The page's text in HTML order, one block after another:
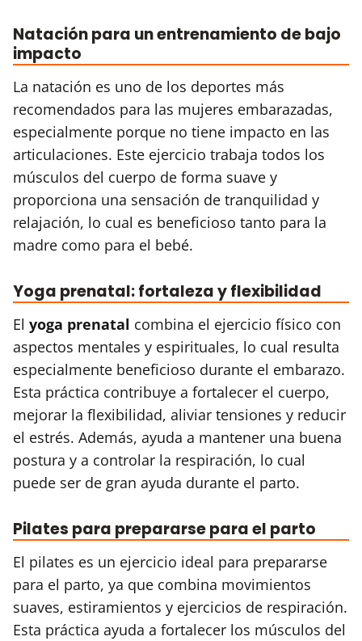
Natación para un entrenamiento de bajo
impacto
La natación es uno de los deportes más
recomendados para las mujeres embarazadas,
especialmente porque no tiene impacto en las
articulaciones. Este ejercicio trabaja todos los
músculos del cuerpo de forma suave y
proporciona una sensación de tranquilidad y
relajación, lo cual es beneficioso tanto para la
madre como para el bebé.
Yoga prenatal: fortaleza y flexibilidad
El yoga prenatal combina el ejercicio físico con
aspectos mentales y espirituales, lo cual resulta
especialmente beneficioso durante el embarazo.
Esta práctica contribuye a fortalecer el cuerpo,
mejorar la flexibilidad, aliviar tensiones y reducir
el estrés. Además, ayuda a mantener una buena
postura y a controlar la respiración, lo cual
puede ser de gran ayuda durante el parto.
Pilates para prepararse para el parto
El pilates es un ejercicio ideal para prepararse
para el parto, ya que combina movimientos
suaves, estiramientos y ejercicios de respiración.
Esta práctica ayuda a fortalecer los músculos del